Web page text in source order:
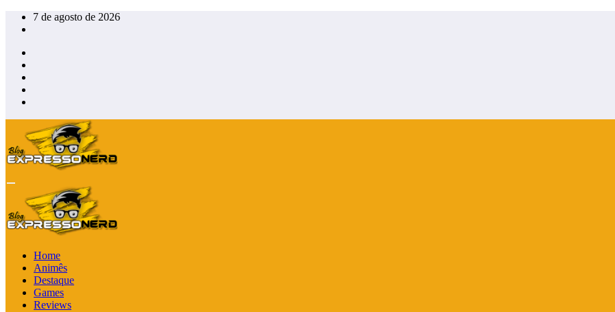
Pular
para
conteúdo
7 de agosto de 2026
Home
Animês
Destaque
Games
Reviews